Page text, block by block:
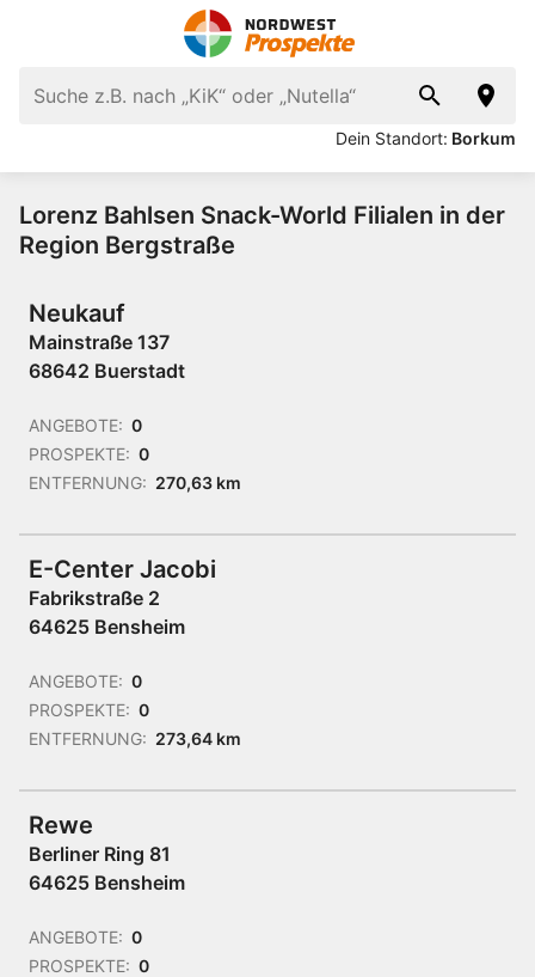
Dein Standort: Borkum
Lorenz Bahlsen Snack-World Filialen in der
Region Bergstraße
Neukauf
Mainstraße 137
68642 Buerstadt
ANGEBOTE: 0
PROSPEKTE: 0
ENTFERNUNG: 270,63 km
E-Center Jacobi
Fabrikstraße 2
64625 Bensheim
ANGEBOTE: 0
PROSPEKTE: 0
ENTFERNUNG: 273,64 km
Rewe
Berliner Ring 81
64625 Bensheim
ANGEBOTE: 0
PROSPEKTE: 0